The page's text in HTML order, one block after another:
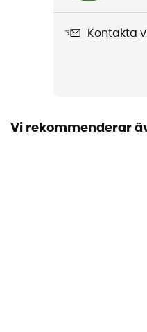
crevasse, main courante
Kontakta
Vi rekommenderar